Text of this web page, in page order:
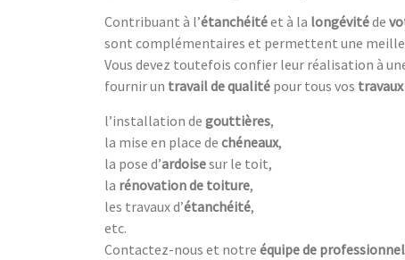
Contribuant à l’étanchéitéet à la longévitéde
sont complémentaires et permettent une
Vous devez toutefois confier leur réalisation à
fournir un travail de qualité pour tous vos
l’installation de gouttières,
la mise en place de chéneaux,
la pose d’ardoisesur le toit,
la rénovation de toiture,
les travaux d’étanchéité,
etc.
Contactez-nous et notre équipe de